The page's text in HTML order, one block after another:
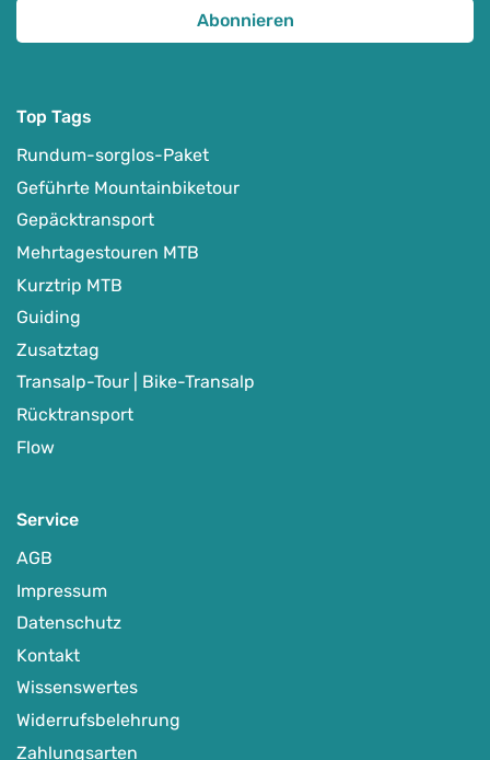
ab 65
Top Tags
Rundum-sorglos-Paket
Geführte Mountainbiketour
Gepäcktransport
Mehrtagestouren MTB
Kurztrip MTB
Guiding
Zusatztag
Transalp-Tour | Bike-Transalp
Rücktransport
Flow
Service
AGB
Impressum
Datenschutz
Kontakt
Wissenswertes
Widerrufsbelehrung
Zahlungsarten